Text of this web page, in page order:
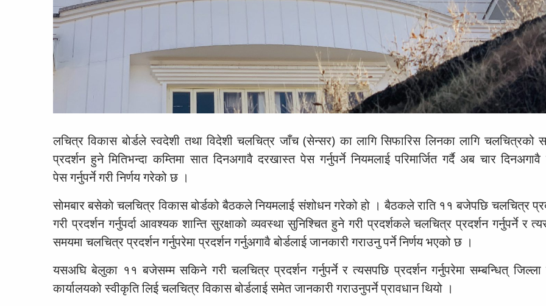
लचित्र विकास बोर्डले स्वदेशी तथा विदेशी चलचित्र जाँच (सेन्सर) का लागि सिफारिस लिनका लागि चलचित्रको
प्रदर्शन हुने मितिभन्दा कम्तिमा सात दिनअगावै दरखास्त पेस गर्नुपर्ने नियमलाई परिमार्जित गर्दै अब चार
पेस गर्नुपर्ने गरी निर्णय गरेको छ ।
साेमबार बसेकाे चलचित्र विकास बोर्डको बैठकले नियमलाई संशोधन गरेको हो । बैठकले राति ११ बजेपछि चलचित्र
गरी प्रदर्शन गर्नुपर्दा आवश्यक शान्ति सुरक्षाको व्यवस्था सुनिश्चित हुने गरी प्रदर्शकले चलचित्र प्रदर्शन गर्नुपर्ने र
समयमा चलचित्र प्रदर्शन गर्नुपरेमा प्रदर्शन गर्नुअगावै बोर्डलाई जानकारी गराउनु पर्ने निर्णय भएको छ ।
यसअघि बेलुका ११ बजेसम्म सकिने गरी चलचित्र प्रदर्शन गर्नुपर्ने र त्यसपछि प्रदर्शन गर्नुपरेमा सम्बन्धित्
कार्यालयको स्वीकृति लिई चलचित्र विकास बोर्डलाई समेत जानकारी गराउनुपर्ने प्रावधान थियो ।